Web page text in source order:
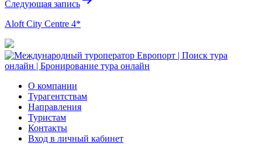
Следующая запись
Aloft City Centre 4*
О компании
Турагентствам
Направления
Туристам
Контакты
Вход в личный кабинет